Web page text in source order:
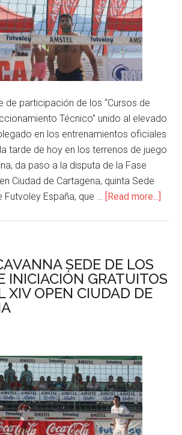
de participación de los “Cursos de
Técnico” unido al elevado
en los entrenamientos oficiales
tarde de hoy en los terrenos de juego
da paso a la disputa de la Fase
Ciudad de Cartagena, quinta Sede
Futvoley España, que … [Read more...]
SEDE DE LOS
INICIACIÓN GRATUITOS
XIV OPEN CIUDAD DE